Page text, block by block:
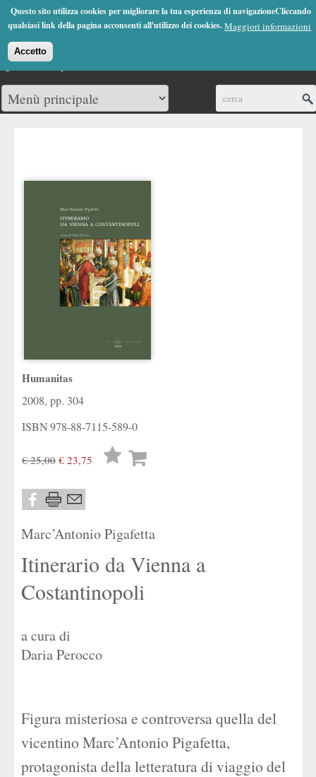
Questo sito utilizza cookies per migliorare la tua esperienza di navigazioneCliccando
qualsiasi link della pagina acconsenti all'utilizzo dei cookies.Maggiori informazioni
Accetto
Jump to Navigation
(0)
Humanitas
2008, pp. 304
ISBN978-88-7115-589-0
€ 25,00 € 23,75
Lista
Marc’Antonio Pigafetta
Itinerario da Vienna a
Costantinopoli
a cura di
Daria Perocco
Figura misteriosa e controversa quella del
vicentino Marc’Antonio Pigafetta,
protagonista della letteratura di viaggio del